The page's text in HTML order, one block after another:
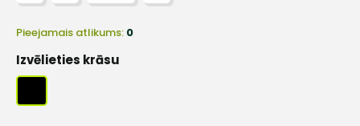
Pieejamais atlikums: 0
Izvēlieties krāsu